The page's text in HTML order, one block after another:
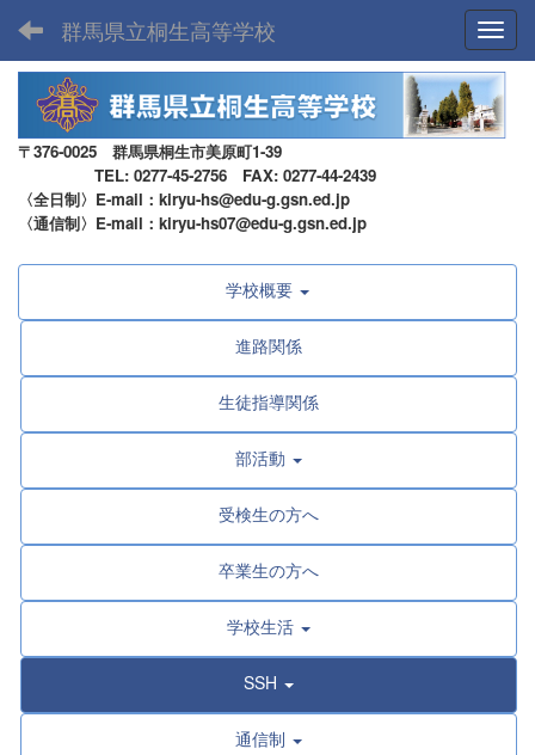
群馬県立桐生高等学校
〒376-0025 群馬県桐生市美原町1-39
TEL: 0277-45-2756 FAX: 0277-44-2439
〈全日制〉E-mail：kiryu-hs@edu-g.gsn.ed.jp
〈通信制〉E-mail：kiryu-hs07@edu-g.gsn.ed.jp
学校概要
進路関係
生徒指導関係
部活動
受検生の方へ
卒業生の方へ
学校生活
SSH
通信制